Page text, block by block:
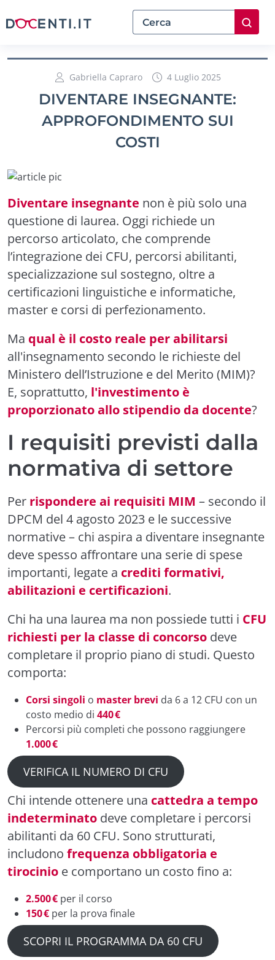
Gabriella Capraro 4 Luglio 2025
DIVENTARE INSEGNANTE:
APPROFONDIMENTO SUI
COSTI
Diventare insegnante non è più solo una
questione di laurea. Oggi richiede un
percorso articolato, che comprende
l’integrazione dei CFU, percorsi abilitanti,
specializzazione sul sostegno, oltre a
certificazioni linguistiche e informatiche,
master e corsi di perfezionamento.
Ma qual è il costo reale per abilitarsi
all'insegnamento secondo le richieste del
Ministero dell’Istruzione e del Merito (MIM)?
E, soprattutto, l'investimento è
proporzionato allo stipendio da docente?
I requisiti previsti dalla
normativa di settore
Per rispondere ai requisiti MIM – secondo il
DPCM del 4 agosto 2023 e le successive
normative – chi aspira a diventare insegnante
deve spesso affrontare una serie di spese
importanti, legate a crediti formativi,
abilitazioni e certificazioni.
Chi ha una laurea ma non possiede tutti i CFU
richiesti per la classe di concorso deve
completare il proprio piano di studi. Questo
comporta:
Corsi singoli o master brevi da 6 a 12 CFU con un
costo medio di 440 €
Percorsi più completi che possono raggiungere
1.000 €
VERIFICA IL NUMERO DI CFU
Chi intende ottenere una cattedra a tempo
indeterminato deve completare i percorsi
abilitanti da 60 CFU. Sono strutturati,
includono frequenza obbligatoria e
tirocinio e comportano un costo fino a:
2.500 € per il corso
150 € per la prova finale
SCOPRI IL PROGRAMMA DA 60 CFU